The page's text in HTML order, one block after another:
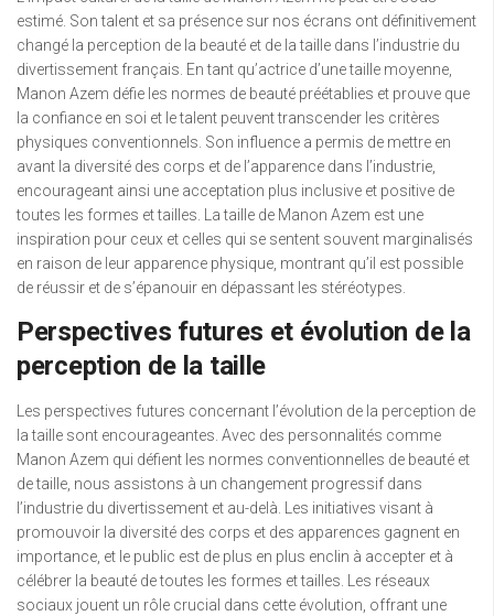
estimé. Son talent et sa présence sur nos écrans ont définitivement
changé la perception de la beauté et de la taille dans l’industrie du
divertissement français. En tant qu’actrice d’une taille moyenne,
Manon Azem défie les normes de beauté préétablies et prouve que
la confiance en soi et le talent peuvent transcender les critères
physiques conventionnels. Son influence a permis de mettre en
avant la diversité des corps et de l’apparence dans l’industrie,
encourageant ainsi une acceptation plus inclusive et positive de
toutes les formes et tailles. La taille de Manon Azem est une
inspiration pour ceux et celles qui se sentent souvent marginalisés
en raison de leur apparence physique, montrant qu’il est possible
de réussir et de s’épanouir en dépassant les stéréotypes.
Perspectives futures et évolution de la
perception de la taille
Les perspectives futures concernant l’évolution de la perception de
la taille sont encourageantes. Avec des personnalités comme
Manon Azem qui défient les normes conventionnelles de beauté et
de taille, nous assistons à un changement progressif dans
l’industrie du divertissement et au-delà. Les initiatives visant à
promouvoir la diversité des corps et des apparences gagnent en
importance, et le public est de plus en plus enclin à accepter et à
célébrer la beauté de toutes les formes et tailles. Les réseaux
sociaux jouent un rôle crucial dans cette évolution, offrant une